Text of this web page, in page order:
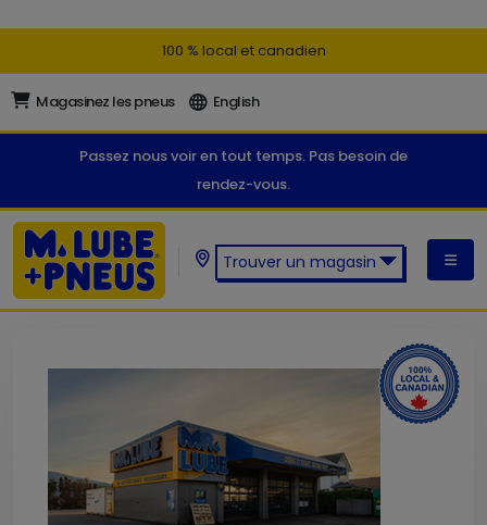
100 % local et canadien
Magasinez les pneus English
Passez nous voir en tout temps. Pas besoin de
rendez-vous.
Trouver un magasin